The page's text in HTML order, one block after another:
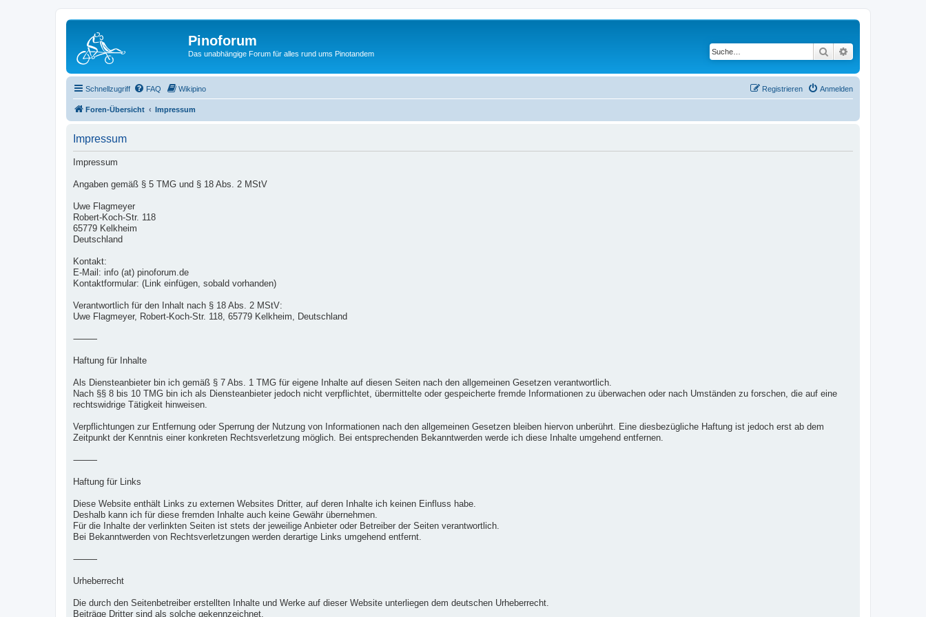
Pinoforum
Das unabhängige Forum für alles rund ums Pinotandem Suche
Schnellzugriff FAQ Wikipino Anmelden
Registrieren
Foren-Übersicht Impressum
Impressum
Impressum
Angaben gemäß § 5 TMG und § 18 Abs. 2 MStV
Uwe Flagmeyer
Robert-Koch-Str. 118
65779 Kelkheim
Deutschland
Kontakt:
E-Mail: info (at) pinoforum.de
Kontaktformular: (Link einfügen, sobald vorhanden)
Verantwortlich für den Inhalt nach § 18 Abs. 2 MStV:
Uwe Flagmeyer, Robert-Koch-Str. 118, 65779 Kelkheim, Deutschland
⸻
Haftung für Inhalte
Als Diensteanbieter bin ich gemäß § 7 Abs. 1 TMG für eigene Inhalte auf diesen Seiten nach den allgemeinen Gesetzen verantwortlich.
Nach §§ 8 bis 10 TMG bin ich als Diensteanbieter jedoch nicht verpflichtet, übermittelte oder gespeicherte fremde Informationen zu überwachen oder nach Umständen zu forschen, die auf eine
rechtswidrige Tätigkeit hinweisen.
Verpflichtungen zur Entfernung oder Sperrung der Nutzung von Informationen nach den allgemeinen Gesetzen bleiben hiervon unberührt. Eine diesbezügliche Haftung ist jedoch erst ab dem
Zeitpunkt der Kenntnis einer konkreten Rechtsverletzung möglich. Bei entsprechenden Bekanntwerden werde ich diese Inhalte umgehend entfernen.
⸻
Haftung für Links
Diese Website enthält Links zu externen Websites Dritter, auf deren Inhalte ich keinen Einfluss habe.
Deshalb kann ich für diese fremden Inhalte auch keine Gewähr übernehmen.
Für die Inhalte der verlinkten Seiten ist stets der jeweilige Anbieter oder Betreiber der Seiten verantwortlich.
Bei Bekanntwerden von Rechtsverletzungen werden derartige Links umgehend entfernt.
⸻
Urheberrecht
Die durch den Seitenbetreiber erstellten Inhalte und Werke auf dieser Website unterliegen dem deutschen Urheberrecht.
Beiträge Dritter sind als solche gekennzeichnet.